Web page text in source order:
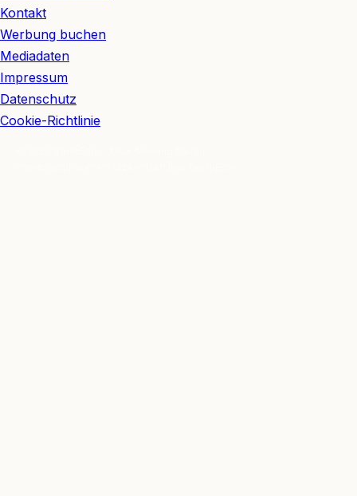
Kontakt
Werbung buchen
Mediadaten
Impressum
Datenschutz
Cookie-Richtlinie